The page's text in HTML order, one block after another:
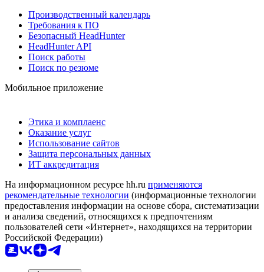
Производственный календарь
Требования к ПО
Безопасный HeadHunter
HeadHunter API
Поиск работы
Поиск по резюме
Мобильное приложение
Этика и комплаенс
Оказание услуг
Использование сайтов
Защита персональных данных
ИТ аккредитация
На информационном ресурсе hh.ru применяются
рекомендательные технологии (информационные технологии
предоставления информации на основе сбора, систематизации
и анализа сведений, относящихся к предпочтениям
пользователей сети «Интернет», находящихся на территории
Российской Федерации)